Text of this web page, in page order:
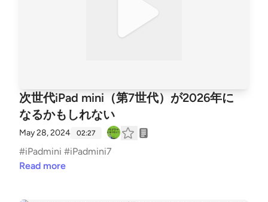
次世代iPad mini（第7世代）が2026年に
なるかもしれない
May 28, 2024 02:27
#iPadmini #iPadmini7
Read more